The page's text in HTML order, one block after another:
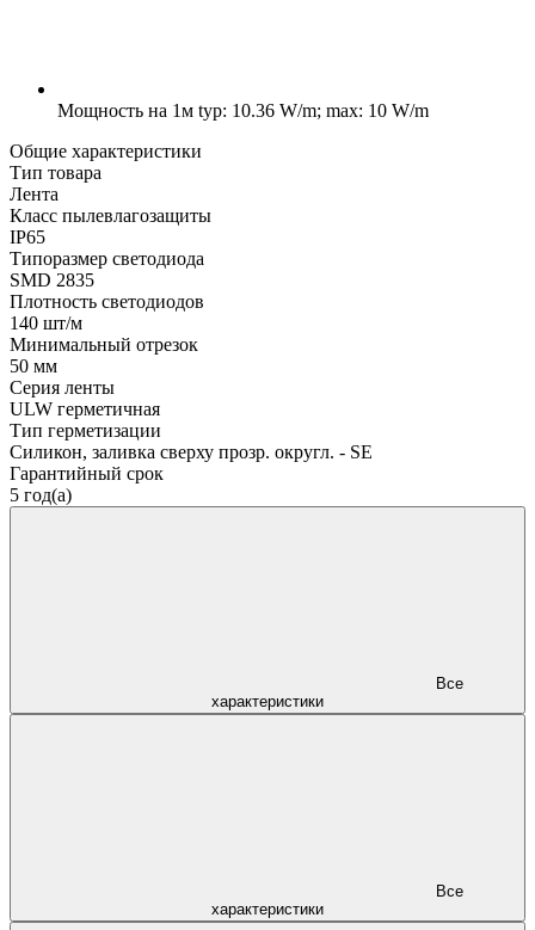
Мощность на 1м typ: 10.36 W/m; max: 10 W/m
Общие характеристики
Тип товара
Лента
Класс пылевлагозащиты
IP65
Типоразмер светодиода
SMD 2835
Плотность светодиодов
140 шт/м
Минимальный отрезок
50 мм
Серия ленты
ULW герметичная
Тип герметизации
Силикон, заливка сверху прозр. округл. - SE
Гарантийный срок
5 год(а)
характеристики
характеристики